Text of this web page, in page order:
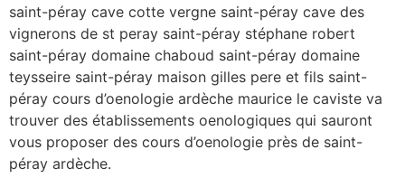
saint-péray cave cotte vergne saint-péray cave des
vignerons de st peray saint-péray stéphane robert
saint-péray domaine chaboud saint-péray domaine
teysseire saint-péray maison gilles pere et fils saint-
péray cours d’oenologie ardèche maurice le caviste va
trouver des établissements oenologiques qui sauront
vous proposer des cours d’oenologie près de saint-
péray ardèche.